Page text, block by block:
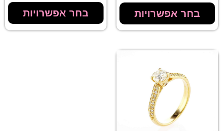
בחר אפשרויות בחר אפשרויות